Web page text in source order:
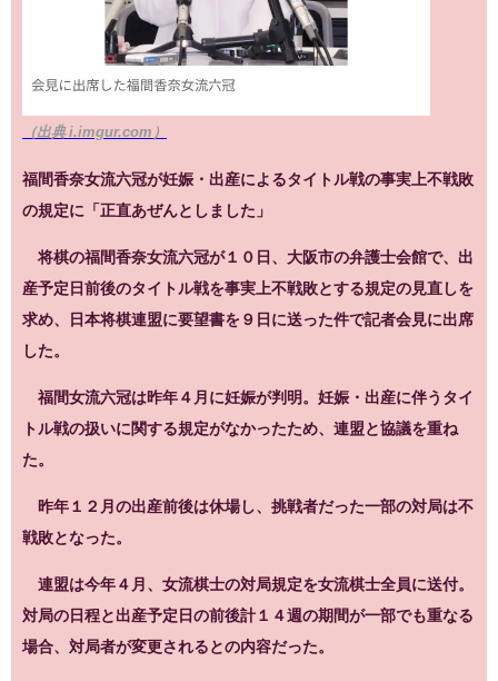
（出典 i.imgur.com）
福間香奈女流六冠が妊娠・出産によるタイトル戦の事実上不戦敗
の規定に「正直あぜんとしました」
将棋の福間香奈女流六冠が１０日、大阪市の弁護士会館で、出
産予定日前後のタイトル戦を事実上不戦敗とする規定の見直しを
求め、日本将棋連盟に要望書を９日に送った件で記者会見に出席
した。
福間女流六冠は昨年４月に妊娠が判明。妊娠・出産に伴うタイ
トル戦の扱いに関する規定がなかったため、連盟と協議を重ね
た。
昨年１２月の出産前後は休場し、挑戦者だった一部の対局は不
戦敗となった。
連盟は今年４月、女流棋士の対局規定を女流棋士全員に送付。
対局の日程と出産予定日の前後計１４週の期間が一部でも重なる
場合、対局者が変更されるとの内容だった。